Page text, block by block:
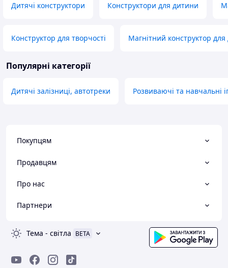
Дитячі конструктори Конструктори для дитини
Конструктор для творчості Магнітний конструктор для
Популярні категорії
Дитячі залізниці, автотреки Розвиваючі та навчальні
Покупцям
Продавцям
Про нас
Партнери
Тема - світла BETA